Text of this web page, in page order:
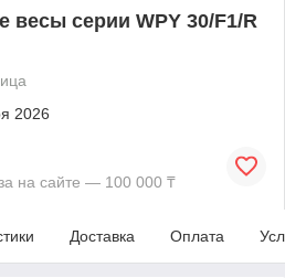
серии WPY 30/F1/R
2026
на сайте — 100 000 ₸
Доставка Оплата